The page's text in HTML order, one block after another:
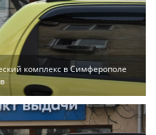
комплекс в Симферополе